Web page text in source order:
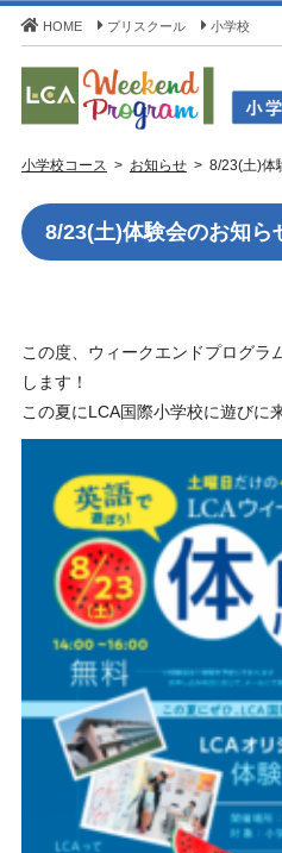
HOME プリスクール 小学校
ム) - LCA国際学園 小学校コース
小学校コース お知らせ 8/23(土)体
8/23(土)体験会のお知ら
この度、ウィークエンドプログラ
します！
この夏にLCA国際小学校に遊びに